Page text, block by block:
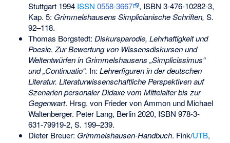
Stuttgart 1994 ISSN 0558-3667 , ISBN 3-476-10282-3,
Kap. 5: Grimmelshausens Simplicianische Schriften, S.
92–118.
Thomas Borgstedt: Diskursparodie, Lehrhaftigkeit und
Poesie. Zur Bewertung von Wissensdiskursen und
Weltentwürfen in Grimmelshausens „Simplicissimus“
und „Continuatio“. In: Lehrerfiguren in der deutschen
Literatur. Literaturwissenschaftliche Perspektiven auf
Szenarien personaler Didaxe vom Mittelalter bis zur
Gegenwart. Hrsg. von Frieder von Ammonund Michael
Waltenberger. Peter Lang, Berlin 2020, ISBN 978-3-
631-79919-2, S. 199–239.
Dieter Breuer: Grimmelshausen-Handbuch. Fink/UTB,